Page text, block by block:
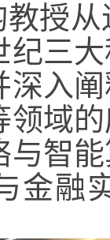
授
纪三
深入
领域
与智
金融